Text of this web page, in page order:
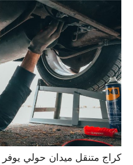
كراج متنقل ميدان حولي